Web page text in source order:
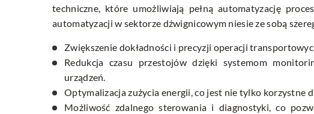
techniczne, które umożliwiają pełną automatyzację
automatyzacji w sektorze dźwignicowym niesie ze sobą
Zwiększenie dokładności i precyzji operacji
Redukcja czasu przestojów dzięki systemom
urządzeń.
Optymalizacja zużycia energii, co jest nie tylko korzystne
Możliwość zdalnego sterowania i diagnostyki, co